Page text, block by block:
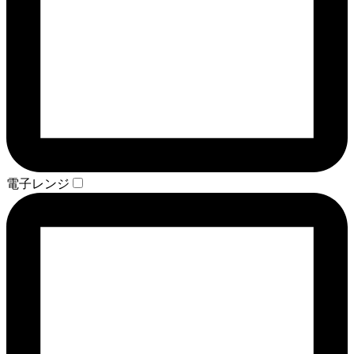
電子レンジ